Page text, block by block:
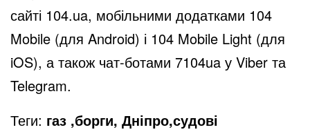
сайті 104.ua, мобільними додатками 104
Mobile (для Android) і 104 Mobile Light (для
iOS), а також чат-ботами 7104ua у Viber та
Telegram.
Теги: газ ,борги, Дніпро,судові